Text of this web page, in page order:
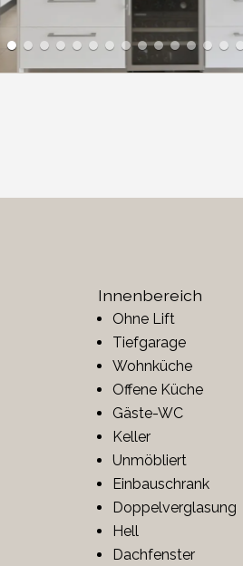
Innenbereich
Ohne Lift
Tiefgarage
Wohnküche
Offene Küche
Gäste-WC
Keller
Unmöbliert
Einbauschrank
Doppelverglasung
Hell
Dachfenster